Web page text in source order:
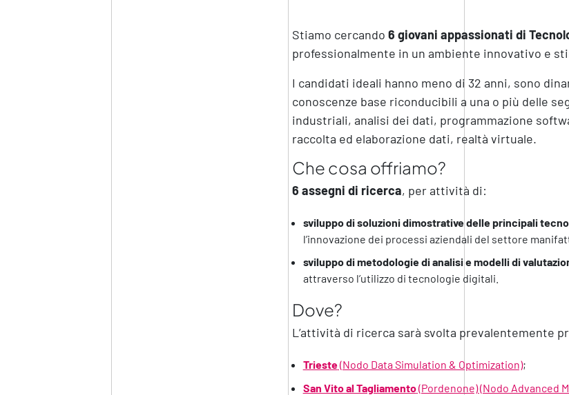
Stiamo cercando 6 giovani appassionati di
professionalmente in un ambiente innovativo e
I candidati ideali hanno meno di 32 anni, sono
conoscenze base riconducibili a una o più delle
industriali, analisi dei dati, programmazione
raccolta ed elaborazione dati, realtà virtuale.
Che cosa offriamo?
6 assegni di ricerca, per attività di:
sviluppo di soluzioni dimostrative delle principali
l’innovazione dei processi aziendali del settore
sviluppo di metodologie di analisi e modelli di
attraverso l’utilizzo di tecnologie digitali.
Dove?
L’attività di ricerca sarà svolta prevalentemente
Trieste(Nodo Data Simulation & Optimization);
San Vito al Tagliamento(Pordenone) (Nodo Advanced